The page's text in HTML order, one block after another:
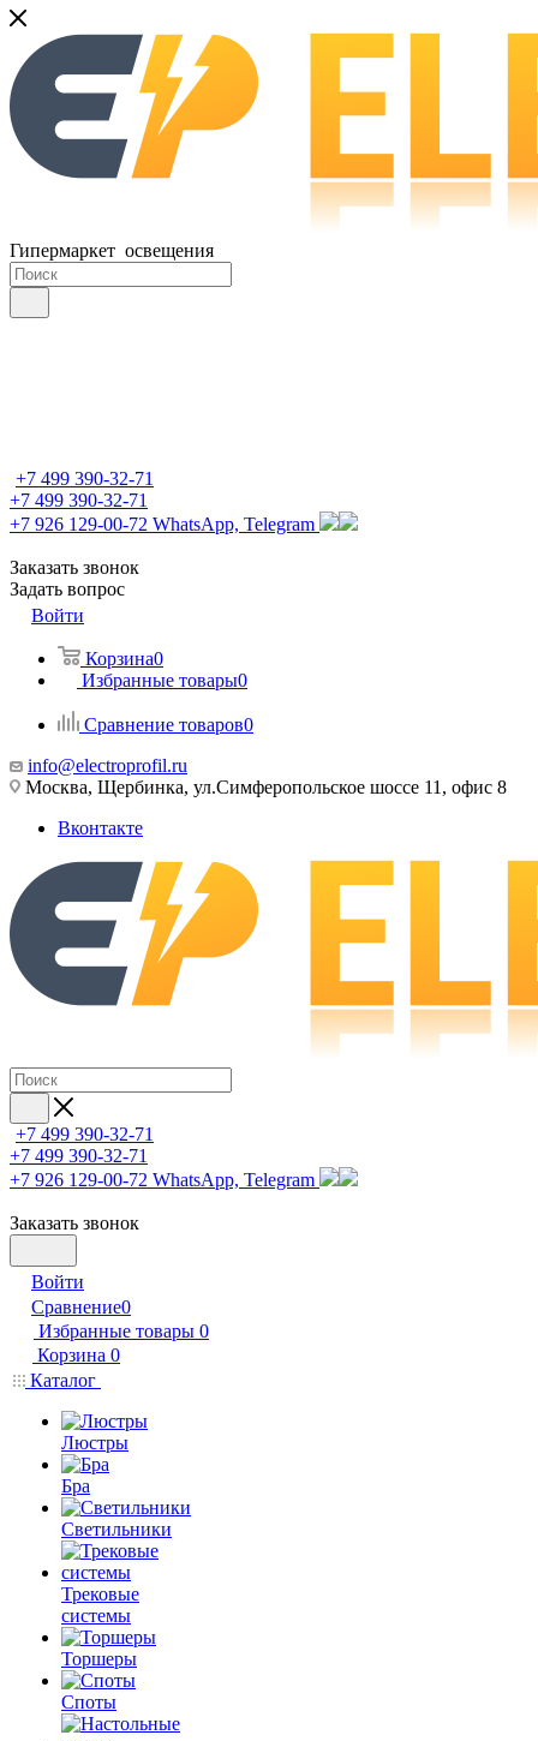
Гипермаркет освещения
+7 499 390-32-71
+7 499 390-32-71
+7 926 129-00-72 WhatsApp, Telegram
Заказать звонок
Задать вопрос
Войти
Корзина0
Избранные товары0
Сравнение товаров0
info@electroprofil.ru
Москва, Щербинка, ул.Симферопольское шоссе 11, офис 8
Вконтакте
+7 499 390-32-71
+7 499 390-32-71
+7 926 129-00-72 WhatsApp, Telegram
Заказать звонок
Войти
Сравнение0
Избранные товары 0
Корзина 0
Каталог
Люстры
Бра
Светильники
Трековые
системы
Торшеры
Споты